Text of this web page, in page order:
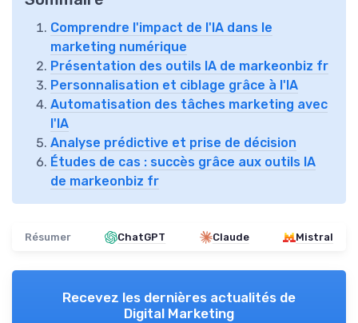
Comprendre l'impact de l'IA dans le
marketing numérique
Présentation des outils IA de markeonbiz fr
Personnalisation et ciblage grâce à l'IA
Automatisation des tâches marketing avec
l'IA
Analyse prédictive et prise de décision
Études de cas : succès grâce aux outils IA
de markeonbiz fr
Résumer ChatGPT Claude Mistral
Recevez les dernières actualités de
Digital Marketing